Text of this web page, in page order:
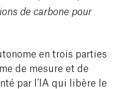
de carbone pour
en trois parties
de mesure et de
par l’IA qui libère le